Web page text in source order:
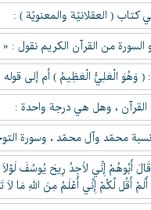
( العقلانيّة والمعنويّة ) :
السورة من القرآن الكريم نقول
( وَهُوَ الْعَلِيُّ الْعَظِيمُ ) أم إلى
القرآن ، وهل هي درجة واحدة :
محمّد وآل محمّد ، وسورة
أَبُوهُمْ إِنِّي لاََجِدُ رِيحَ يُوسُفَ
أَقُل لَّكُمْ إِنِّي أَعْلَمُ مِنَ اللهِ مَا